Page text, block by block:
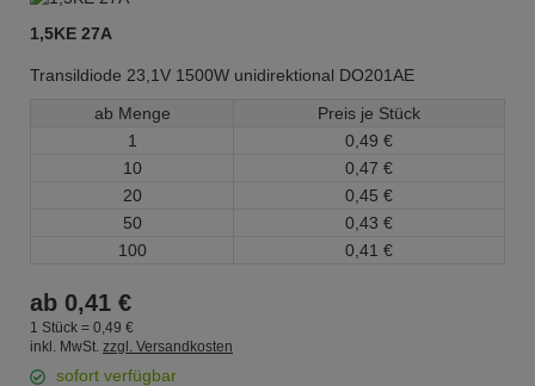
1,5KE 27A
Transildiode 23,1V 1500W unidirektional DO201AE
ab Menge
Preis je Stück
1
0, 49 €
10
0, 47 €
20
0, 45 €
50
0, 43 €
100
0, 41 €
ab 0,41 €
1 Stück = 0, 49 €
inkl. MwSt. zzgl. Versandkosten
sofort verfügbar